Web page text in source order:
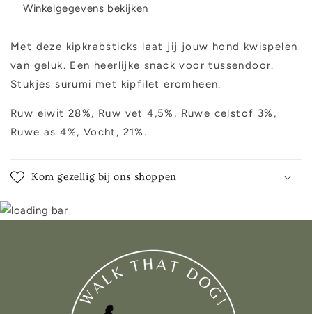
Winkelgegevens bekijken
Met deze kipkrabsticks laat jij jouw hond kwispelen
van geluk. Een heerlijke snack voor tussendoor.
Stukjes surumi met kipfilet eromheen.
Ruw eiwit 28%, Ruw vet 4,5%, Ruwe celstof 3%,
Ruwe as 4%, Vocht, 21%.
Kom gezellig bij ons shoppen